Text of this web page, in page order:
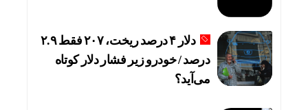
دلار ۴ درصد ریخت، ۲۰۷ فقط ۲.۹
درصد / خودرو زیر فشار دلار کوتاه
می‌آید؟